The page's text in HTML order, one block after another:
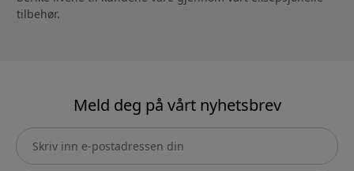
tilbehør.
Meld deg på vårt nyhetsbrev